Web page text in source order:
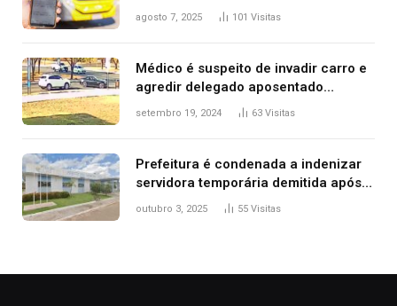
transporte público de Palmas; confira
agosto 7, 2025 101 Visitas
Médico é suspeito de invadir carro e
agredir delegado aposentado
durante confusão no trânsito
setembro 19, 2024 63 Visitas
Prefeitura é condenada a indenizar
servidora temporária demitida após
nascimento da filha
outubro 3, 2025 55 Visitas